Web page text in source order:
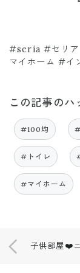
#seria #セリア
マイホーム #イ
この記事のハ
#100均
#トイレ
#マイホーム